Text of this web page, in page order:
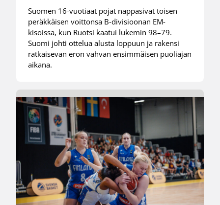
Suomen 16-vuotiaat pojat nappasivat toisen
peräkkäisen voittonsa B-divisioonan EM-
kisoissa, kun Ruotsi kaatui lukemin 98–79.
Suomi johti ottelua alusta loppuun ja rakensi
ratkaisevan eron vahvan ensimmäisen puoliajan
aikana.